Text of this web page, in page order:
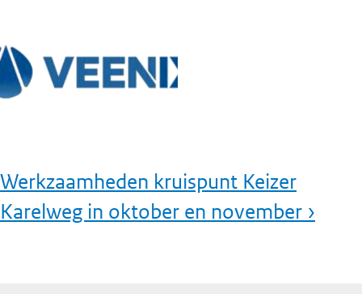
Werkzaamheden kruispunt Keizer
Karelweg in oktober en november ›